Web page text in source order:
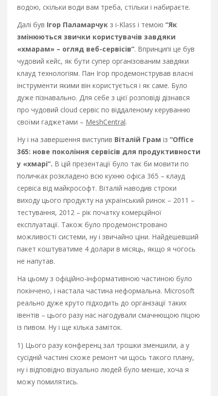
водою, скільки води вам треба, стільки і набираєте.
Далі був Ігор Паламарчук з i-Klass і темою “Як
змінюються звички користувачів завдяки
«хмарам» – огляд веб-сервісів”. Впринципі це був
чудовий кейс, як бути супер організованим завдяки
клауд технологіям. Пан Ігор продемонстрував власні
інструменти якими він користується і як саме. Було
дуже пізнавально. Для себе з цієї розповіді дізнався
про чудовий cloud сервіс по віддаленому керуванню
своїми гаджетами – MeshCentral.
Ну і на завершення виступив Віталій Грам із “Office
365: нове покоління сервісів для продуктивности
у «хмарі”. В цій презентації було так би мовити по
поличках розкладено всю кухню офіса 365 – клауд
сервіса від майкрософт. Віталій наводив строки
виходу цього продукту на український ринок – 2011 –
тестування, 2012 – рік початку комерційної
експлуатації. Також було продемонстровано
можливості системи, ну і звичайно ціни. Найдешевший
пакет коштуватиме 4 долари в місяць, якщо я чогось
не напутав.
На цьому з офіційно-інформативною частиною було
покінчено, і настала частина неформальна. Microsoft
реально дуже круто підходить до організації таких
івентів – цього разу нас нагодували смачнющою піцою
із пивом. Ну і ще кілька заміток.
1) Цього разу конференц зал трошки зменшили, а у
сусідній частині схоже ремонт чи щось такого плану,
ну і відповідно візуально людей було менше, хоча я
можу помилятись.